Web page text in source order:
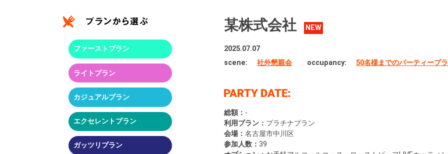
某株式会社 NEW
2025.07.07
scene:
社外懇親会 occupancy: 50名様までのパーティープ
総額： -
利用プラン： プラチナプラン
会場： 名古屋市中川区
参加人数： 39
ファーストプラン
ライトプラン
カジュアルプラン
エクセレントプラン
ガッツリプラン